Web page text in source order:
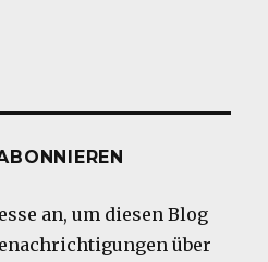
an, um diesen Blog
über